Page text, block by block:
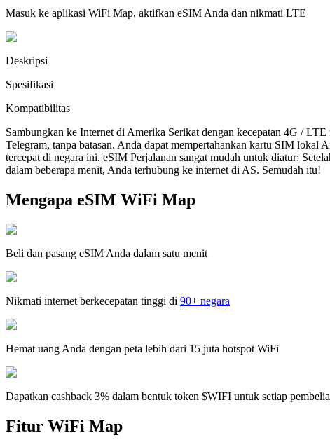
Masuk ke aplikasi WiFi Map, aktifkan eSIM Anda dan nikmati LTE
Deskripsi
Spesifikasi
Kompatibilitas
Sambungkan ke Internet di Amerika Serikat dengan kecepatan 4G /
Telegram, tanpa batasan. Anda dapat mempertahankan kartu SIM
tercepat di negara ini. eSIM Perjalanan sangat mudah untuk diatur:
dalam beberapa menit, Anda terhubung ke internet di AS. Semudah itu!
Mengapa eSIM WiFi Map
Beli dan pasang eSIM Anda dalam satu menit
Nikmati internet berkecepatan tinggi di 90+ negara
Hemat uang Anda dengan peta lebih dari 15 juta hotspot WiFi
Dapatkan cashback 3% dalam bentuk token $WIFI untuk setiap
Fitur WiFi Map